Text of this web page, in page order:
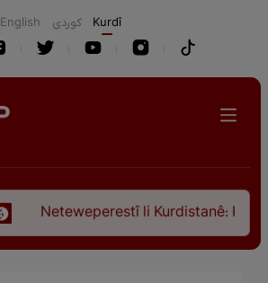
English كوردی Kurdî
Neteweperestî li Kurdistanê: